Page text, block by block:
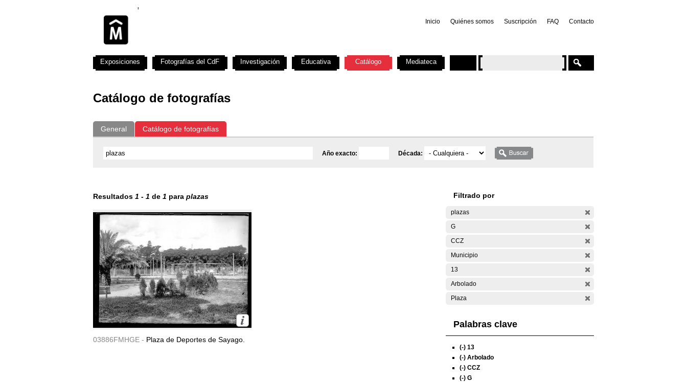
Inicio Quiénes somos Suscripción FAQ Contacto
Catálogo de fotografías
General Catálogo de fotografías
Año exacto: Década:
Resultados 1 - 1 de 1 para plazas
03886FMHGE - Plaza de Deportes de Sayago.
Filtrado por
plazas
G
CCZ
Municipio
13
Arbolado
Plaza
Palabras clave
(-) 13
(-) Arbolado
(-) CCZ
(-) G
Exposiciones Fotografías del CdF Investigación Educativa Catálogo Mediateca